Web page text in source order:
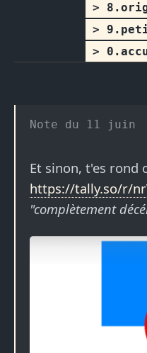
Et sinon, t'es rond
https://tally.so/r/
"complètement
11 juin